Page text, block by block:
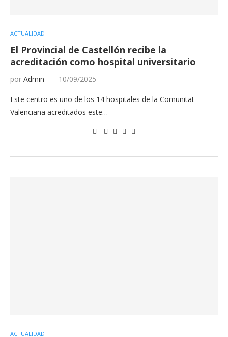
ACTUALIDAD
El Provincial de Castellón recibe la
acreditación como hospital universitario
por Admin 10/09/2025
Este centro es uno de los 14 hospitales de la Comunitat
Valenciana acreditados este…
ACTUALIDAD